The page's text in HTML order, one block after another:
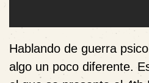
Hablando de guerra
algo un poco diferente.